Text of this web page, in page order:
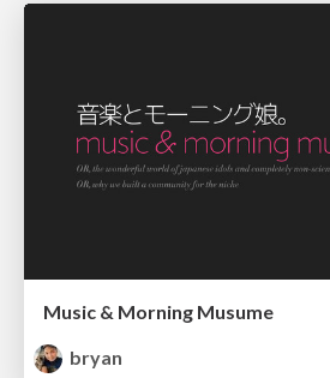
Music & Morning Musume
bryan